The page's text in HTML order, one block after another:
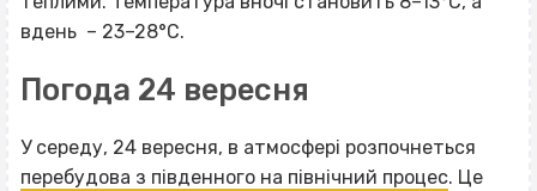
вдень – 23–28°С.
Погода 24 вересня
У середу, 24 вересня, в атмосфері розпочнеться
перебудова з південного на північний процес. Це